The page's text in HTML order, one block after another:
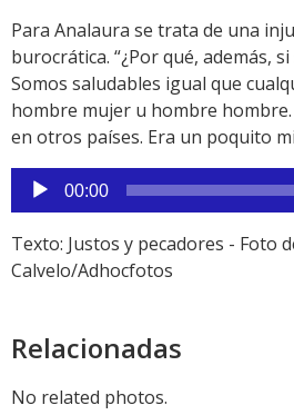
Para Analaura se trata de una
burocrática. “¿Por qué, además,
Somos saludables igual que
hombre mujer u hombre
en otros países. Era un poquito
Reproductor
de
audio
00:00
Texto: Justos y pecadores - Foto
Calvelo/Adhocfotos
Relacionadas
No related photos.